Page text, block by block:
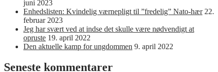
juni 2023
Enhedslisten: Kvindelig værnepligt til ”fredelig” Nato-hær 22.
februar 2023
Jeg har svært ved at indse det skulle være nødvendigt at
opruste 19. april 2022
Den aktuelle kamp for ungdommen 9. april 2022
Seneste kommentarer